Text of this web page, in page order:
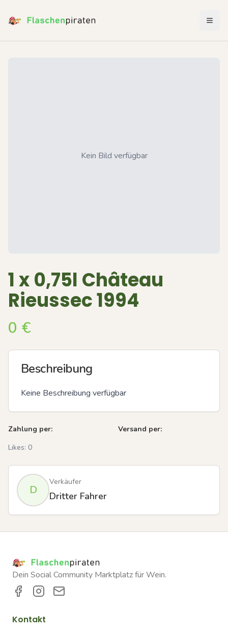
Kein Bild verfügbar
1 x 0,75l Château
Rieussec 1994
0 €
Beschreibung
Keine Beschreibung verfügbar
Zahlung per:
Versand per:
Likes: 0
D
Verkäufer
Dritter Fahrer
Dein Social Community Marktplatz für Wein.
Kontakt